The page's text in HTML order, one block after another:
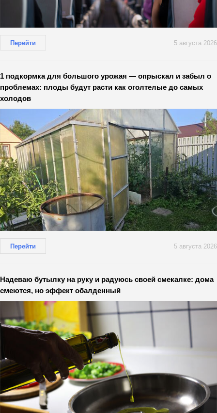
Перейти 5 августа 2026
1 подкормка для большого урожая — опрыскал и забыл о
проблемах: плоды будут расти как оголтелые до самых
холодов
Перейти 5 августа 2026
Надеваю бутылку на руку и радуюсь своей смекалке: дома
смеются, но эффект обалденный